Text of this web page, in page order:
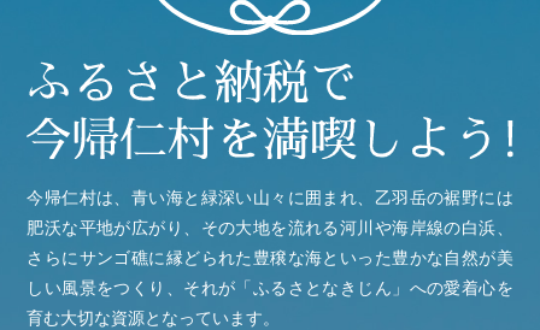
今帰仁村は、青い海と緑深い山々に囲まれ、乙羽岳の裾野には
肥沃な平地が広がり、その大地を流れる河川や海岸線の白浜、
さらにサンゴ礁に縁どられた豊穣な海といった豊かな自然が美
しい風景をつくり、それが「ふるさとなきじん」への愛着心を
育む大切な資源となっています。